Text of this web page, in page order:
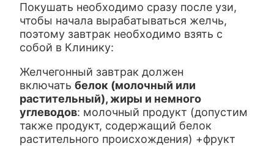
Покушать необходимо сразу после узи,
чтобы начала вырабатываться желчь,
поэтому завтрак необходимо взять с
собой в Клинику:
Желчегонный завтрак должен
включатьбелок (молочный или
растительный), жиры и немного
углеводов: молочный продукт (допустим
также продукт, содержащий белок
растительного происхождения) +фрукт